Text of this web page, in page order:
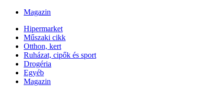
Magazin
Hipermarket
Műszaki cikk
Otthon, kert
Ruházat, cipők és sport
Drogéria
Egyéb
Magazin